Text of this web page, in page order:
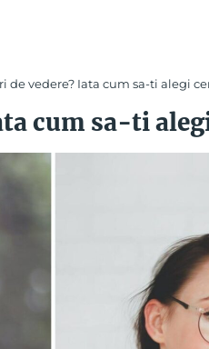
de vedere? Iata cum sa-ti alegi
cum sa-ti